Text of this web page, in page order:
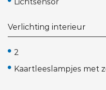
Verlichting interieur
2
Kaartleeslampjes met